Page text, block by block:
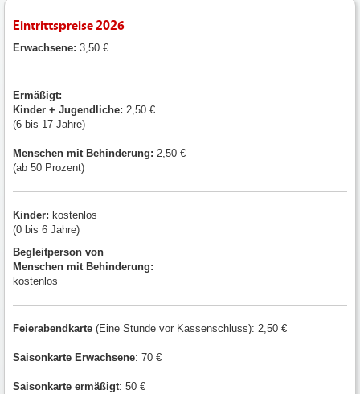
Eintrittspreise 2026
Erwachsene: 3,50 €
Ermäßigt:
Kinder + Jugendliche: 2,50 €
(6 bis 17 Jahre)
Menschen mitBehinderung: 2,50 €
(ab 50 Prozent)
Kinder: kostenlos
(0 bis 6 Jahre)
Begleitperson von
Menschen mit Behinderung:
kostenlos
Feierabendkarte (Eine Stunde vor Kassenschluss): 2,50 €
Saisonkarte Erwachsene: 70 €
Saisonkarte ermäßigt: 50 €